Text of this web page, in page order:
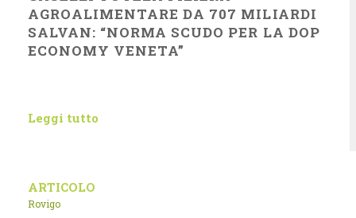
AGROALIMENTARE DA 707 MILIARDI
SALVAN: “NORMA SCUDO PER LA DOP
ECONOMY VENETA”
Leggi tutto
ARTICOLO
Rovigo